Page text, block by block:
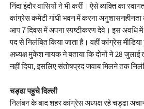
निंदा इंदौर वासियों ने भी करीं। ऐसे व्यक्ति का
कांग्रेस कमेटी गांधी भवन में करना
आप 7 दिवस में अपना स्पष्टीकरण देवे। इस अवधि
पद से निलंबित किया जाता है। वहीं कांग्रेस मीडिया
अध्यक्ष मुकेश नायक ने बताया कि दोनों ने 28
नहीं दिया, इसलिए संतोषप्रद जवाब मिलने तक
चड्ढा पहुचे दिल्ली
निलंबन के बाद शहर कांग्रेस अध्यक्ष रहे चड्ढा